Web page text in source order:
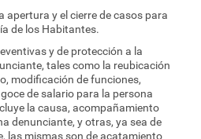
apertura y el cierre de casos para
de los Habitantes.
y de protección a la
tales como la reubicación
modificación de funciones,
de salario para la persona
la causa, acompañamiento
denunciante, y otras, ya sea de
las mismas son de acatamiento